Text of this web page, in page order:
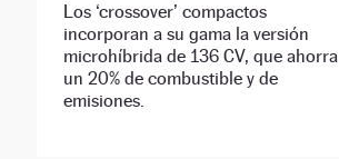
Los ‘crossover’ compactos
incorporan a su gama la versión
microhíbrida de 136 CV, que ahorra
un 20% de combustible y de
emisiones.